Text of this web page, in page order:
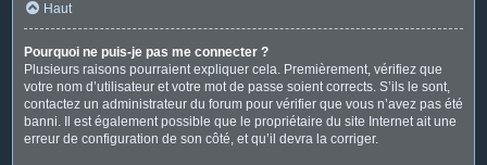
Haut
Pourquoi ne puis-je pas me connecter ?
Plusieurs raisons pourraient expliquer cela. Premièrement, vérifiez que
votre nom d’utilisateur et votre mot de passe soient corrects. S’ils le sont,
contactez un administrateur du forum pour vérifier que vous n’avez pas été
banni. Il est également possible que le propriétaire du site Internet ait une
erreur de configuration de son côté, et qu’il devra la corriger.